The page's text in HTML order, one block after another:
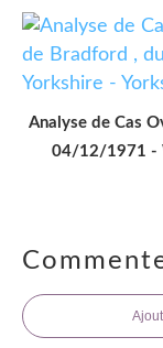
Analyse de Cas
04/12/1971 -